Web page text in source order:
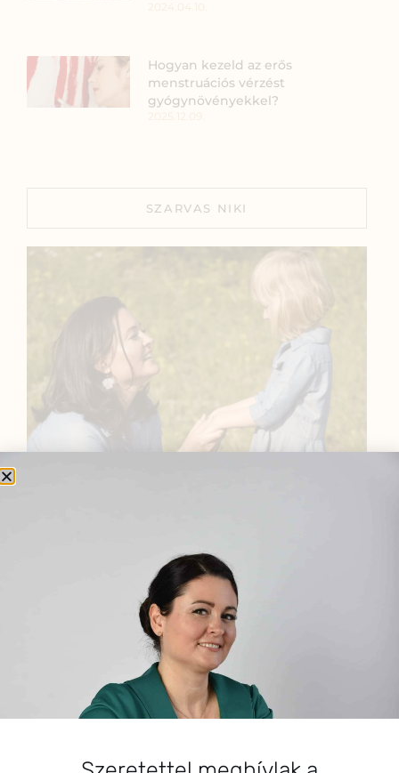
Hogyan kezeld az erős
menstruációs vérzést
gyógynövényekkel?
SZARVAS NIKI
Küldetésem a gyógynövények hatékony
alkalmazásának oktatása, a gyermekek, a nők és a
férfiak egészségének megőrzése és helyreállítása.
HÍRLEVÉL